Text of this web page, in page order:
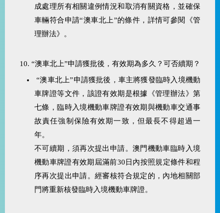
成處理所有相關違例情況和取消有關資格，並確保
車輛符合申請“澳車北上”的條件，詳情可參閱《管
理辦法》。
10. “澳車北上”申請獲批後，有效期為多久？可否續期？
“澳車北上”申請獲批後，車主將獲發臨時入境機動
車牌證等文件，該證有效期是根據《管理辦法》第
七條，臨時入境機動車牌證有效期與機動車交通事
故責任強制保險有效期一致，但最長不得超過一
年。
不可續期，須再次提出申請。澳門機動車臨時入境
機動車牌證有效期屆滿前30日內按照規定條件和程
序再次提出申請。經審核符合規定的，內地相關部
門將重新核發臨時入境機動車牌證。